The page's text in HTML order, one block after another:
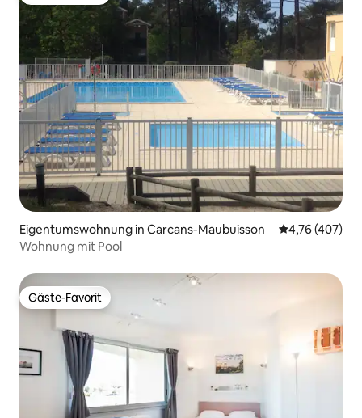
Eigentumswohnung in Carcans-Maubuisson
4,76 (407)
Wohnung mit Pool
Gäste-Favorit
Gäste-Favorit